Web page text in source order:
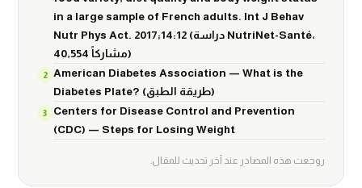
in a large sample of French adults. Int J Behav
Nutr Phys Act. 2017;14:12 (دراسة NutriNet-Santé،
40,554 مشاركاً)
American Diabetes Association — What is the
Diabetes Plate? (طريقة الطبق)
Centers for Disease Control and Prevention
(CDC) — Steps for Losing Weight
روجعت هذه المصادر عند آخر تحديث للمقال.